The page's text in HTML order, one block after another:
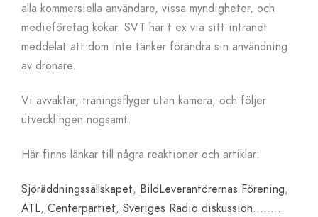
alla kommersiella användare, vissa myndigheter, och
medieföretag kokar. SVT har t ex via sitt intranet
meddelat att dom inte tänker förändra sin användning
av drönare.
Vi avvaktar, träningsflyger utan kamera, och följer
utvecklingen nogsamt.
Här finns länkar till några reaktioner och artiklar:
Sjöräddningssällskapet, BildLeverantörernas Förening,
ATL, Centerpartiet, Sveriges Radio diskussion………